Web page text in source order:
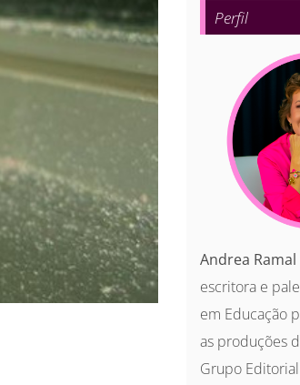
Perfil
Andrea Ramal
escritora e
em Educação
as produções
Grupo